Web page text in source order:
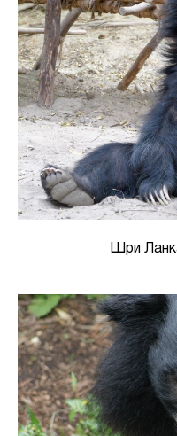
Шри